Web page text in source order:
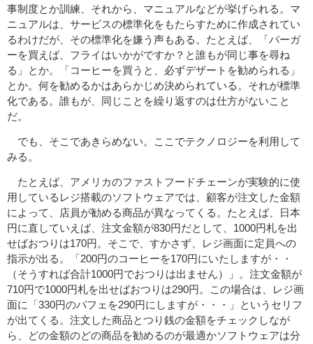
事制度とか訓練、それから、マニュアルなどが挙げられる。マ
ニュアルは、サービスの標準化をもたらすために作成されてい
るわけだが、その標準化を嫌う声もある。たとえば、「バーガ
ーを買えば、フライはいかがですか？と誰もが同じ事を尋ね
る」とか。「コーヒーを買うと、必ずデザートを勧められる」
とか。何を勧めるかはあらかじめ決められている。それが標準
化である。誰もが、同じことを繰り返すのは仕方がないこと
だ。
でも、そこであきらめない。ここでテクノロジーを利用して
みる。
たとえば、アメリカのファストフードチェーンが実験的に使
用しているレジ搭載のソフトウェアでは、顧客が注文した金額
によって、店員が勧める商品が異なってくる。たとえば、日本
円に直していえば、注文金額が830円だとして、1000円札を出
せばおつりは170円。そこで、すかさず、レジ画面に定員への
指示が出る。「200円のコーヒーを170円にいたしますが・・
（そうすれば合計1000円でおつりは出ません）」。注文金額が
710円で1000円札を出せばおつりは290円。この場合は、レジ画
面に「330円のパフェを290円にしますが・・・」というセリフ
が出てくる。注文した商品とつり銭の金額をチェックしなが
ら、どの金額のどの商品を勧めるのが最適かソフトウェアは分